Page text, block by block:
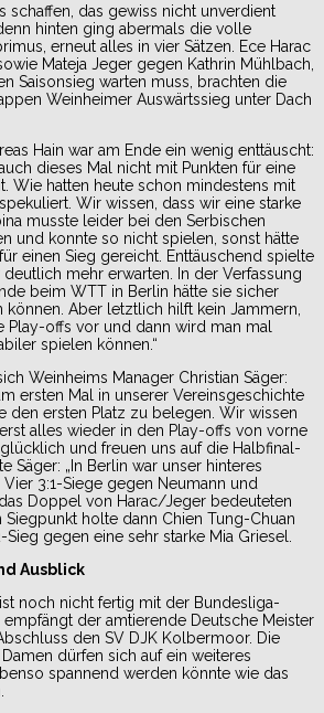
schaffen, das gewiss nicht unverdient
hinten ging abermals die volle
erneut alles in vier Sätzen. Ece Harac
Mateja Jeger gegen Kathrin Mühlbach,
Saisonsieg warten muss, brachten die
Weinheimer Auswärtssieg unter Dach
Hain war am Ende ein wenig enttäuscht:
dieses Mal nicht mit Punkten für eine
Wie hatten heute schon mindestens mit
Wir wissen, dass wir eine starke
musste leider bei den Serbischen
und konnte so nicht spielen, sonst hätte
einen Sieg gereicht. Enttäuschend spielte
mehr erwarten. In der Verfassung
beim WTT in Berlin hätte sie sicher
können. Aber letztlich hilft kein Jammern,
Play-offs vor und dann wird man mal
spielen können.“
Weinheims Manager Christian Säger:
ersten Mal in unserer Vereinsgeschichte
den ersten Platz zu belegen. Wir wissen
alles wieder in den Play-offs von vorne
und freuen uns auf die Halbfinal-
Säger: „In Berlin war unser hinteres
3:1-Siege gegen Neumann und
Doppel von Harac/Jeger bedeuteten
Siegpunkt holte dann Chien Tung-Chuan
gegen eine sehr starke Mia Griesel.
Ausblick
noch nicht fertig mit der Bundesliga-
empfängt der amtierende Deutsche Meister
den SV DJK Kolbermoor. Die
dürfen sich auf ein weiteres
spannend werden könnte wie das